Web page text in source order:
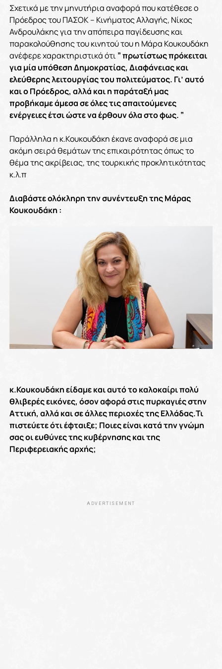
Σχετικά με την μηνυτήρια αναφορά που κατέθεσε ο
Πρόεδρος του ΠΑΣΟΚ – Κινήματος Αλλαγής, Νίκος
Ανδρουλάκης για την απόπειρα παγίδευσης και
παρακολούθησης του κινητού του η Μάρα Κουκουδάκη
ανέφερε χαρακτηριστικά ότι” πρωτίστως πρόκειται
για μία υπόθεση Δημοκρατίας, Διαφάνειας και
ελεύθερης λειτουργίας του πολιτεύματος. Γι’ αυτό
και ο Πρόεδρος, αλλά και η παράταξή μας
προβήκαμε άμεσα σε όλες τις απαιτούμενες
ενέργειες έτσι ώστε να έρθουν όλα στο φως. ”
Παράλληλα η κ.Κουκουδάκη έκανε αναφορά σε μια
ακόμη σειρά θεμάτων της επικαιρότητας όπως το
θέμα της ακρίβειας, της τουρκικής προκλητικότητας
κ.λ.π
Διαβάστε ολόκληρη την συνέντευξη της Μάρας
Κουκουδάκη :
κ.Κουκουδάκη είδαμε και αυτό το καλοκαίρι πολύ
θλιβερές εικόνες, όσον αφορά στις πυρκαγιές στην
Αττική, αλλά και σε άλλες περιοχές της Ελλάδας.Τι
πιστεύετε ότι έφταιξε; Ποιες είναι κατά την γνώμη
σας οι ευθύνες της κυβέρνησης και της
Περιφερειακής αρχής;
ADVERTISEMENT